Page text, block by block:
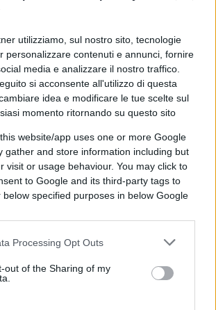
utilizziamo, sul nostro sito, tecnologie
personalizzare contenuti e annunci, fornire
media e analizzare il nostro traffico.
si acconsente all'utilizzo di questa
idea e modificare le tue scelte sul
momento ritornando su questo sito
website/app uses one or more Google
gather and store information including but
visit or usage behaviour. You may click to
to Google and its third-party tags to
specified purposes in below Google
Processing Opt Outs
out of the Sharing of my
per un paese, l’India,
un risveglio industriale e da
inondare il vecchio mondo con il
sono già state ipotizzate;
questo caso sarà la manodopera,
entrare in gioco i palestinesi
delle lacrime del
un grande progetto urbanistico
impiegati come lavoratori, con la
radioso futuro fatto di
esattamente come è
cugini arabi. Tutto ciò si
quadro di trasformazione